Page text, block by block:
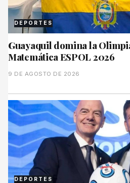
DEPORTES
Guayaquil domina la
Matemática ESPOL 2026
9 DE AGOSTO DE 2026
DEPORTES